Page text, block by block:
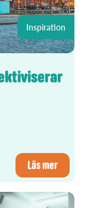
Inspiration
Läs mer